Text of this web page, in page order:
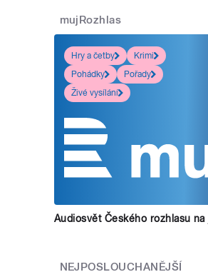
mujRozhlas
Hry a četby
Krimi
Pohádky
Pořady
Živé vysílání
Audiosvět Českého rozhlasu
NEJPOSLOUCHANĚJŠÍ